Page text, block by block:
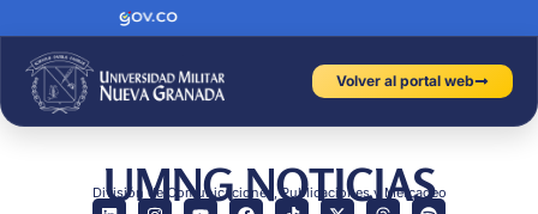
Volver al portal web
UMNG NOTICIAS
División de Comunicaciones, Publicaciones y Mercadeo